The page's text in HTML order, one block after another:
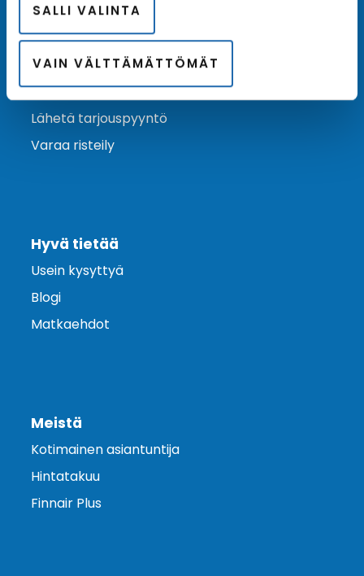
SALLI VALINTA
VAIN VÄLTTÄMÄTTÖMÄT
Ota yhteyttä
Asiakaspalvelu
Lähetä tarjouspyyntö
Varaa risteily
Hyvä tietää
Usein kysyttyä
Blogi
Matkaehdot
Meistä
Kotimainen asiantuntija
Hintatakuu
Finnair Plus